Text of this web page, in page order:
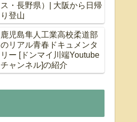
ス・長野県）| 大阪から日帰
り登山
鹿児島隼人工業高校柔道部
のリアル青春ドキュメンタ
リー [ドンマイ川端Youtube
チャンネル]の紹介